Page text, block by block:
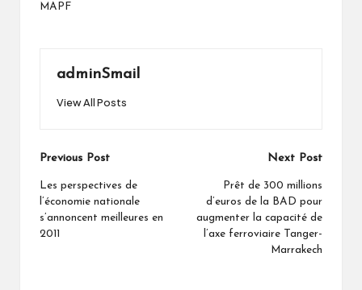
MAPF
adminSmail
View All Posts
Post
navigation
Previous Post
Les perspectives de
l’économie nationale
s’annoncent meilleures en
2011
Next Post
Prêt de 300 millions
d’euros de la BAD pour
augmenter la capacité de
l’axe ferroviaire Tanger-
Marrakech